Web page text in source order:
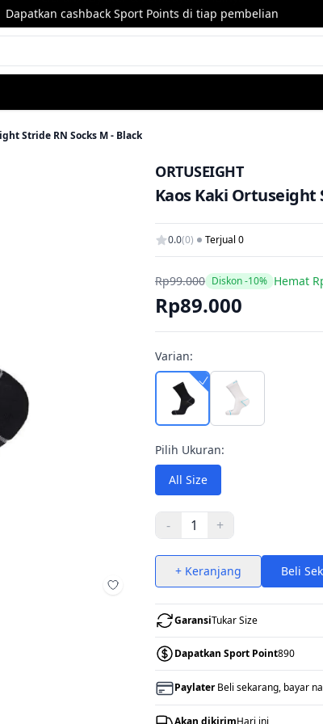
Dapatkan cashback Sport Points di tiap pembelian
Stride RN Socks M - Black
Tambah ke wishlist
ORTUSEIGHT
Kaos Kaki Ortuseight
0.0(0) Terjual 0
Rp99.000 Diskon -10% Hemat
Rp89.000
Varian:
Pilih Ukuran:
All Size
- 1 +
+ Keranjang Beli
GaransiTukar Size
Dapatkan Sport Point890
PaylaterBeli sekarang, bayar
Akan dikirimHari ini